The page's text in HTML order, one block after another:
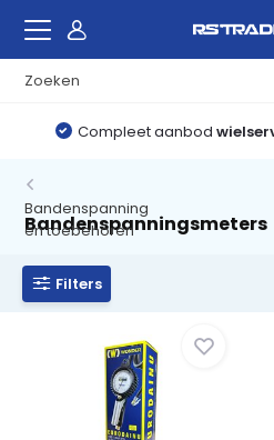
Compleet aanbod
Bandenspanning
en toebehoren
Bandenspanningsmeters
Filters